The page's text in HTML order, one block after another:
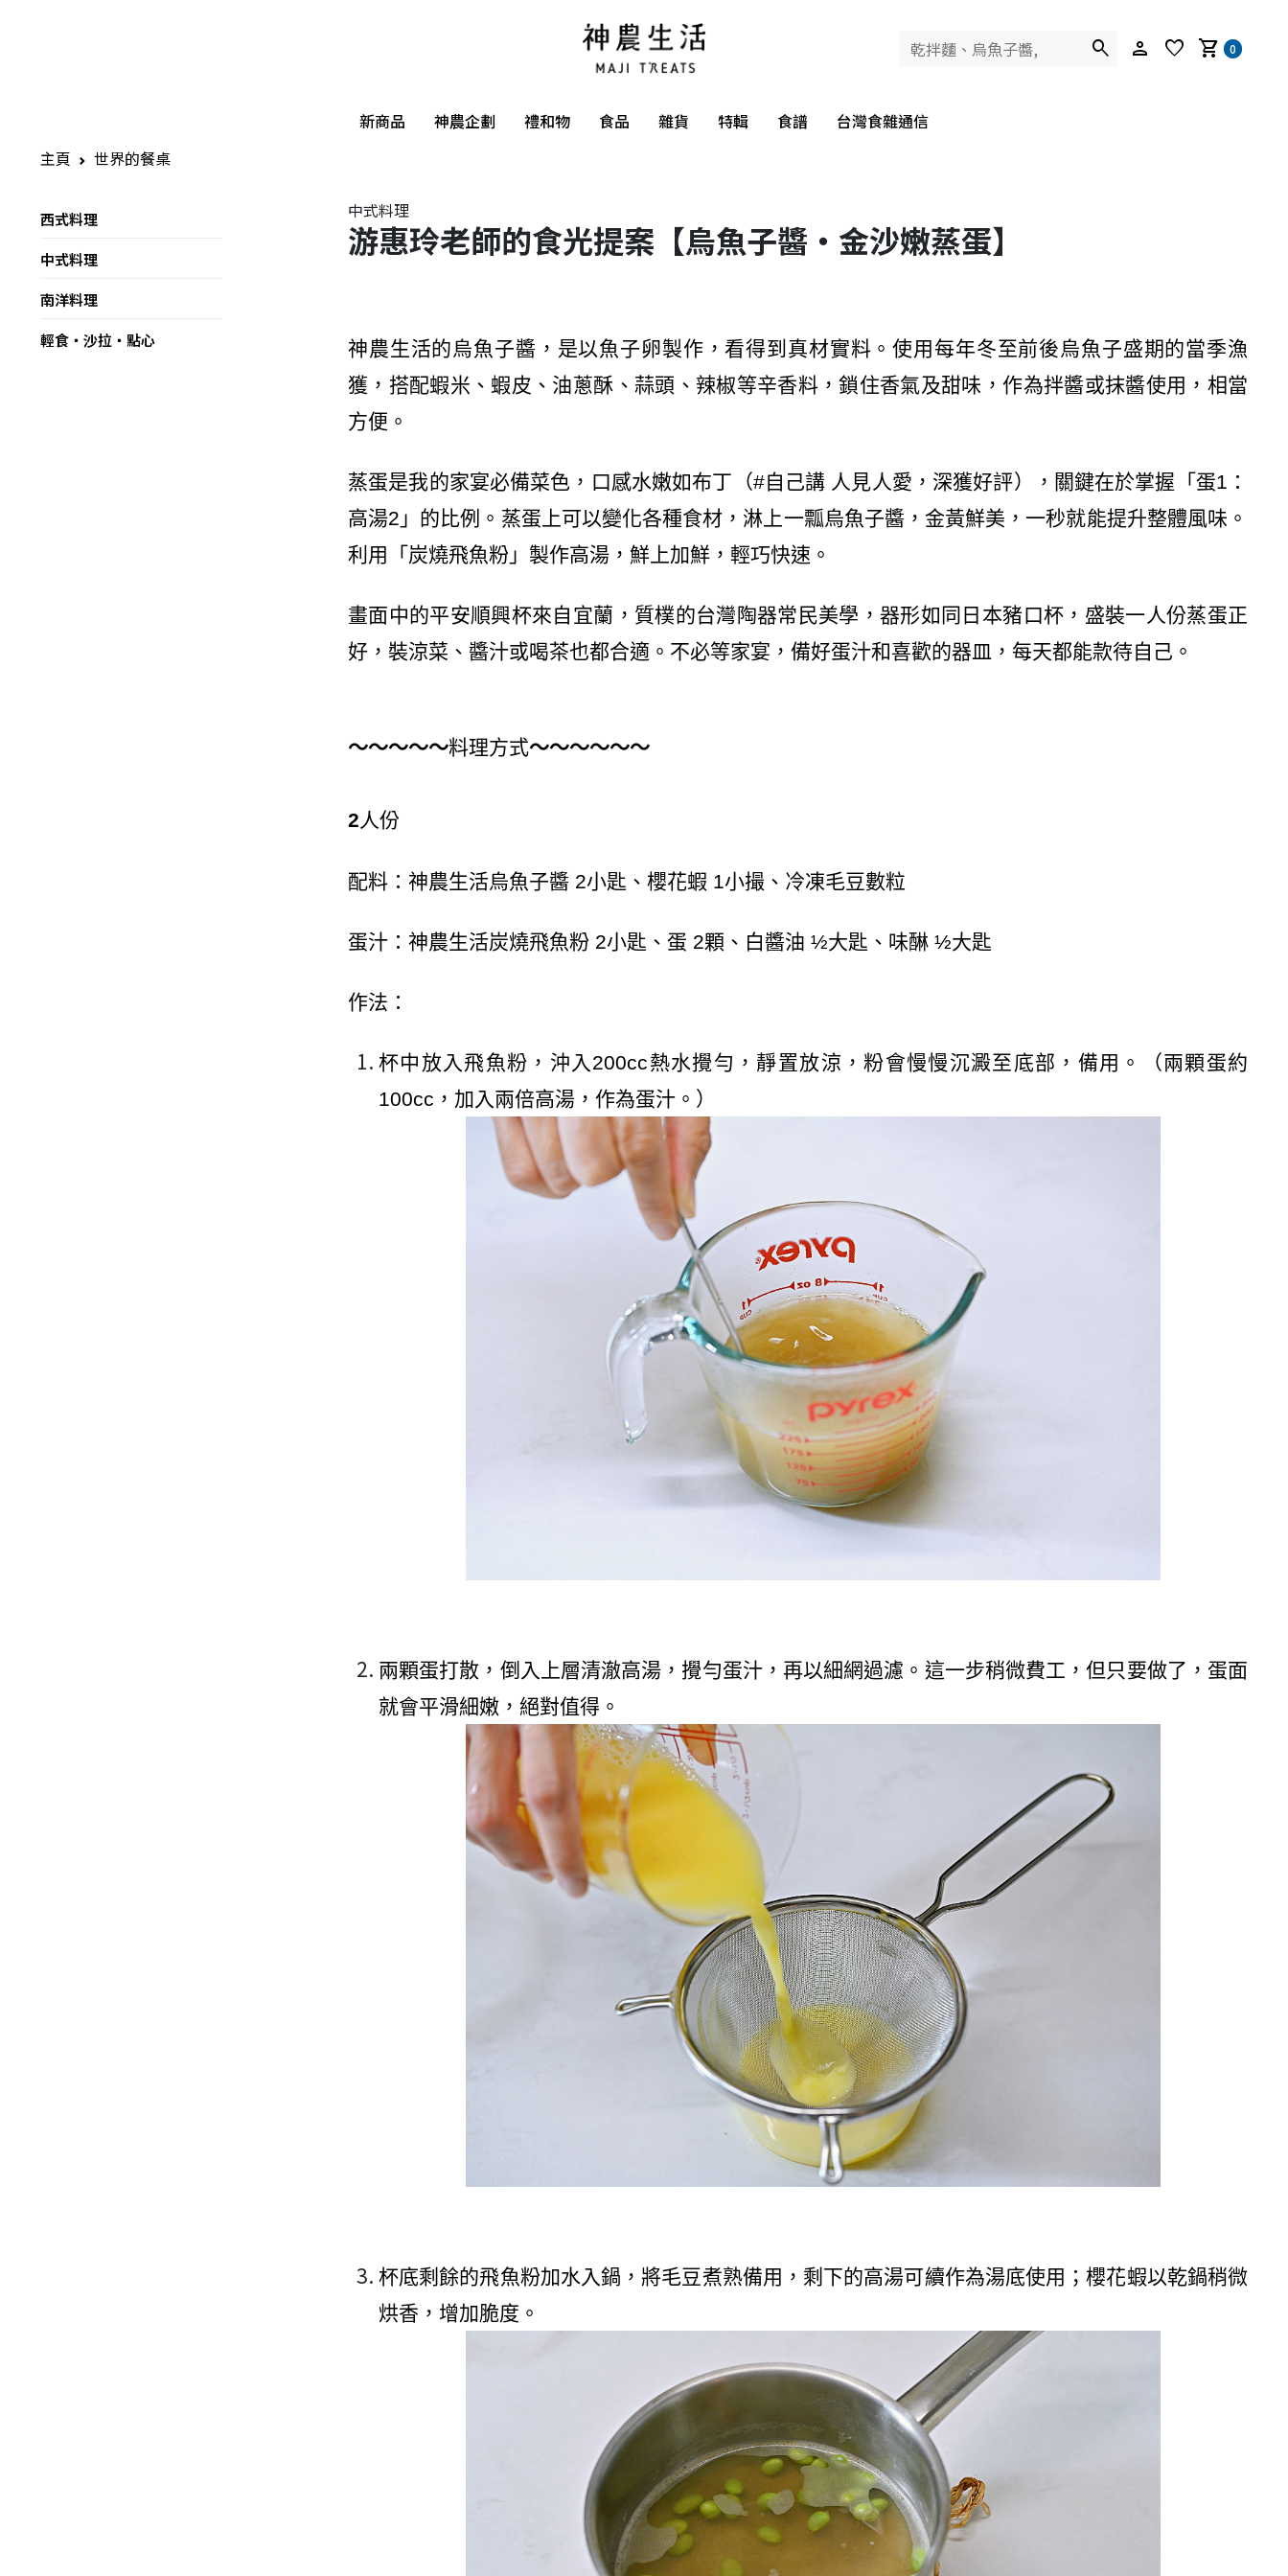
search person favorite shopping_cart 0
新商品 神農企劃 禮和物 食品 雜貨 特輯 食譜
台灣食雜通信
主頁
世界的餐桌
西式料理
中式料理
南洋料理
輕食・沙拉・點心
中式料理
游惠玲老師的食光提案【烏魚子醬・金沙嫩蒸蛋】
神農生活的烏魚子醬，是以魚子卵製作，看得到真材實料。使用每年冬至前後烏魚子盛期的當季漁
獲，搭配蝦米、蝦皮、油蔥酥、蒜頭、辣椒等辛香料，鎖住香氣及甜味，作為拌醬或抹醬使用，相當
方便。
蒸蛋是我的家宴必備菜色，口感水嫩如布丁（#自己講 人見人愛，深獲好評），關鍵在於掌握「蛋1 ：
高湯2 」的比例。蒸蛋上可以變化各種食材，淋上一瓢烏魚子醬，金黃鮮美，一秒就能提升整體風味。
利用「炭燒飛魚粉」製作高湯，鮮上加鮮，輕巧快速。
畫面中的平安順興杯來自宜蘭，質樸的台灣陶器常民美學，器形如同日本豬口杯，盛裝一人份蒸蛋正
好，裝涼菜、醬汁或喝茶也都合適。不必等家宴，備好蛋汁和喜歡的器皿，每天都能款待自己。
～～～～～料理方式～～～～～～
2 人份
配料：神農生活烏魚子醬 2小匙、櫻花蝦 1 小撮、冷凍毛豆數粒
蛋汁：神農生活炭燒飛魚粉 2小匙、蛋 2顆、白醬油 ½大匙、味醂 ½大匙
作法：
杯中放入飛魚粉，沖入 200cc熱水攪勻，靜置放涼，粉會慢慢沉澱至底部，備用。（兩顆蛋約
100cc ，加入兩倍高湯，作為蛋汁。）
兩顆蛋打散，倒入上層清澈高湯，攪勻蛋汁，再以細網過濾。這一步稍微費工，但只要做了，蛋面
就會平滑細嫩，絕對值得。
杯底剩餘的飛魚粉加水入鍋，將毛豆煮熟備用，剩下的高湯可續作為湯底使用；櫻花蝦以乾鍋稍微
烘香，增加脆度。